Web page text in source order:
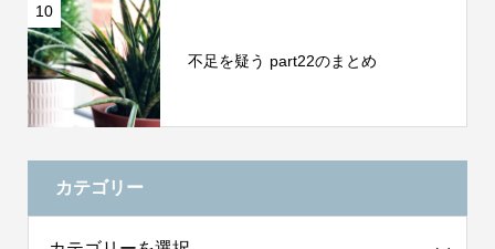
10
不足を疑う part22のまとめ
カテゴリー